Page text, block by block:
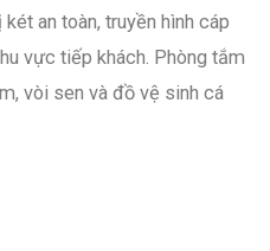
an toàn, truyền hình cáp
vực tiếp khách. Phòng tắm
vòi sen và đồ vệ sinh cá